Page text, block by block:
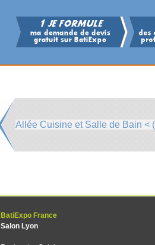
Allée Cuisine et Salle de Bain <
BatiExpo France
Salon Lyon